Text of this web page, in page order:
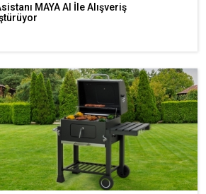
MAYA AI İle Alışveriş